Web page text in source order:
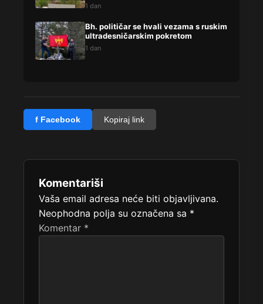
1 dan
Bh. političar se hvali vezama s ruskim
ultradesničarskim pokretom
1 dan
f Facebook Kopiraj link
Komentariši
Vaša email adresa neće biti objavljivana.
Neophodna polja su označena sa *
Komentar *